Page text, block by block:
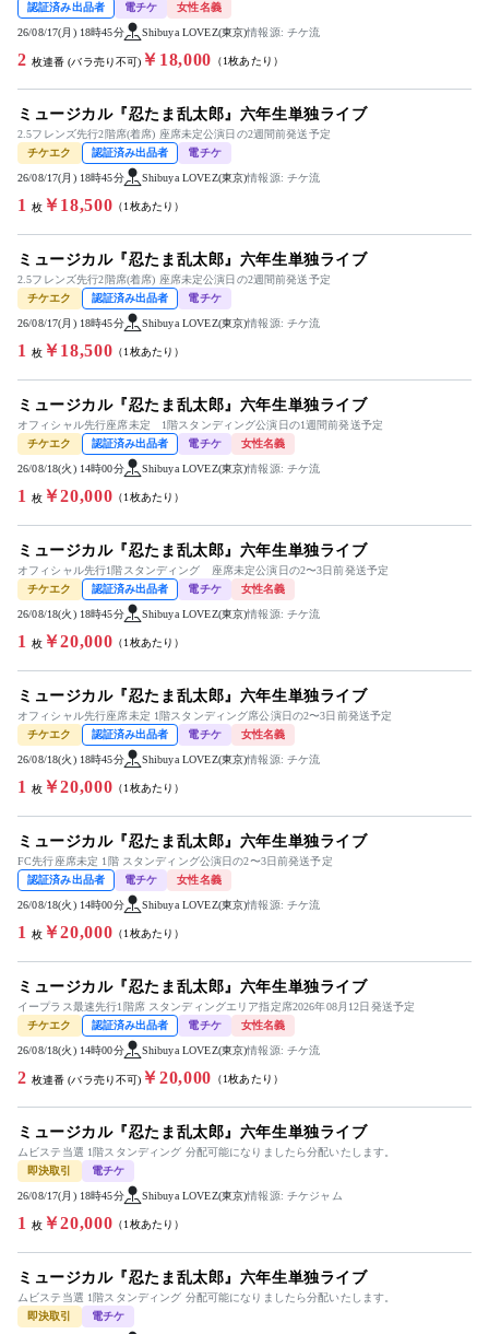
認証済み出品者
電チケ 女性名義
26/08/17(月) 18時45分 Shibuya LOVEZ(東京)情報源: チケ流
2 枚連番 (バラ売り不可) ￥18,000 （1枚あたり）
ミュージカル『忍たま乱太郎』六年生単独ライブ
2.5フレンズ先行2階席(着席) 座席未定公演日の2週間前発送予定
チケエク
認証済み出品者 電チケ
26/08/17(月) 18時45分 Shibuya LOVEZ(東京)情報源: チケ流
1 枚￥18,500 （1枚あたり）
ミュージカル『忍たま乱太郎』六年生単独ライブ
2.5フレンズ先行2階席(着席) 座席未定公演日の2週間前発送予定
チケエク
認証済み出品者 電チケ
26/08/17(月) 18時45分 Shibuya LOVEZ(東京)情報源: チケ流
1 枚￥18,500 （1枚あたり）
ミュージカル『忍たま乱太郎』六年生単独ライブ
オフィシャル先行座席未定 1階スタンディング公演日の1週間前発送予定
チケエク
認証済み出品者 電チケ 女性名義
26/08/18(火) 14時00分 Shibuya LOVEZ(東京)情報源: チケ流
1 枚￥20,000 （1枚あたり）
ミュージカル『忍たま乱太郎』六年生単独ライブ
オフィシャル先行1階スタンディング 座席未定公演日の2〜3日前発送予定
チケエク
認証済み出品者 電チケ 女性名義
26/08/18(火) 18時45分 Shibuya LOVEZ(東京)情報源: チケ流
1 枚￥20,000 （1枚あたり）
ミュージカル『忍たま乱太郎』六年生単独ライブ
オフィシャル先行座席未定 1階スタンディング席公演日の2〜3日前発送予定
チケエク
認証済み出品者 電チケ 女性名義
26/08/18(火) 18時45分 Shibuya LOVEZ(東京)情報源: チケ流
1 枚￥20,000 （1枚あたり）
ミュージカル『忍たま乱太郎』六年生単独ライブ
FC先行座席未定 1階 スタンディング公演日の2〜3日前発送予定
認証済み出品者
電チケ 女性名義
26/08/18(火) 14時00分 Shibuya LOVEZ(東京)情報源: チケ流
1 枚￥20,000 （1枚あたり）
ミュージカル『忍たま乱太郎』六年生単独ライブ
イープラス最速先行1階席 スタンディングエリア指定席2026年08月12日発送予定
チケエク
認証済み出品者 電チケ 女性名義
26/08/18(火) 14時00分 Shibuya LOVEZ(東京)情報源: チケ流
2 枚連番 (バラ売り不可) ￥20,000 （1枚あたり）
ミュージカル『忍たま乱太郎』六年生単独ライブ
ムビステ当選 1階スタンディング 分配可能になりましたら分配いたします。
即決取引
電チケ
26/08/17(月) 18時45分 Shibuya LOVEZ(東京)情報源: チケジャム
1 枚￥20,000 （1枚あたり）
ミュージカル『忍たま乱太郎』六年生単独ライブ
ムビステ当選 1階スタンディング 分配可能になりましたら分配いたします。
即決取引
電チケ